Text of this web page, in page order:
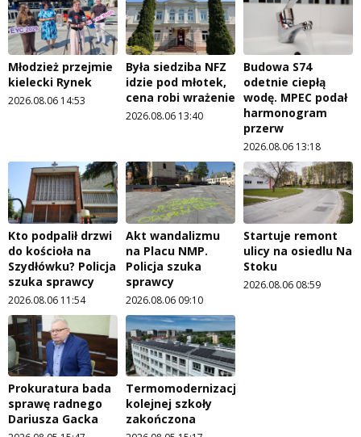
Młodzież przejmie
kielecki Rynek
2026.08.06 14:53
Była siedziba NFZ
idzie pod młotek,
cena robi wrażenie
2026.08.06 13:40
Budowa S74
odetnie ciepłą
wodę. MPEC podał
harmonogram
przerw
2026.08.06 13:18
Kto podpalił drzwi
do kościoła na
Szydłówku? Policja
szuka sprawcy
2026.08.06 11:54
Akt wandalizmu
na Placu NMP.
Policja szuka
sprawcy
2026.08.06 09:10
Startuje remont
ulicy na osiedlu Na
Stoku
2026.08.06 08:59
Prokuratura bada
sprawę radnego
Dariusza Gacka
Termomodernizacja
kolejnej szkoły
zakończona